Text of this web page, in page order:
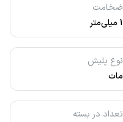
ضخامت
1 میلی‌متر
نوع پلیش
مات
تعداد در بسته